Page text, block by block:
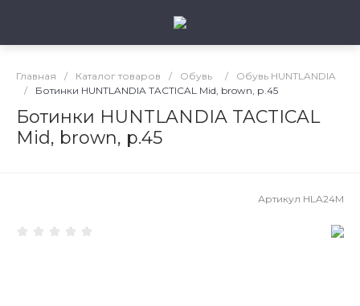
Главная / Каталог товаров / Обувь /
Обувь HUNTLANDIA
/
Ботинки HUNTLANDIA TACTICAL Mid, brown, р.45
Ботинки HUNTLANDIA TACTICAL
Mid, brown, р.45
Артикул HLA24M